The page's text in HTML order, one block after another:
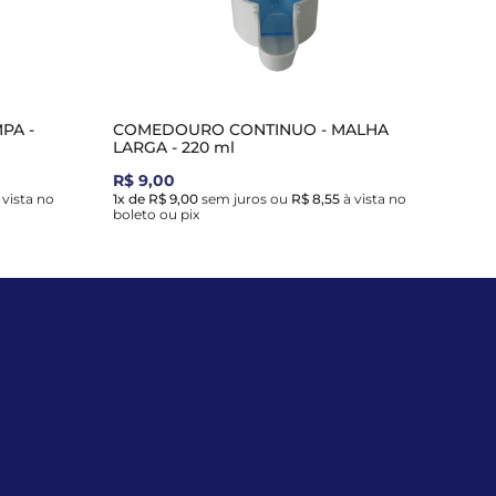
-
no
COMEDOURO CONTINUO - MALHA
LARGA - 220 ml
R$ 9,00
1x de R$ 9,00 sem juros ou R$ 8,55 à vista no
boleto ou pix